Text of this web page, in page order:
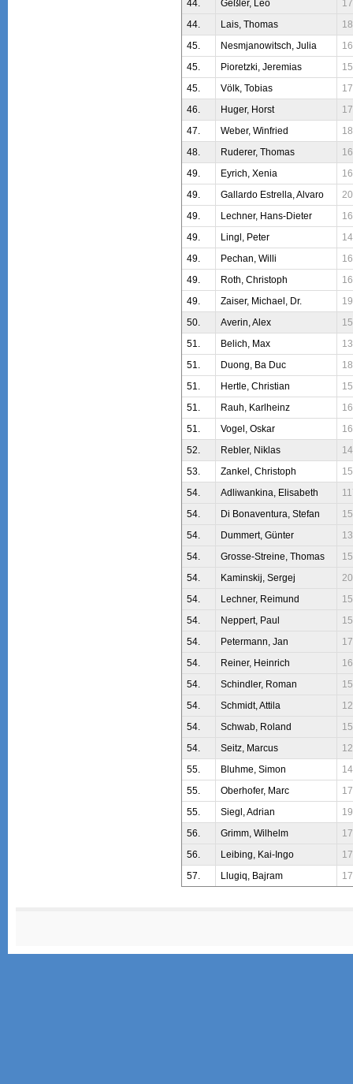
44. Geßler, Leo
44.
Lais, Thomas
45.
Nesmjanowitsch, Julia
45.
Pioretzki, Jeremias
45.
Völk, Tobias
46.
Huger, Horst
47.
Weber, Winfried
48.
Ruderer, Thomas
49.
Eyrich, Xenia
49.
Gallardo Estrella, Alvaro
49.
Lechner, Hans-Dieter
49.
Lingl, Peter
49.
Pechan, Willi
49.
Roth, Christoph
49.
Zaiser, Michael, Dr.
50.
Averin, Alex
51.
Belich, Max
51.
Duong, Ba Duc
51.
Hertle, Christian
51.
Rauh, Karlheinz
51.
Vogel, Oskar
52.
Rebler, Niklas
53.
Zankel, Christoph
54.
Adliwankina, Elisabeth
54.
Di Bonaventura, Stefan
54.
Dummert, Günter
54.
Grosse-Streine, Thomas
54.
Kaminskij, Sergej
54.
Lechner, Reimund
54.
Neppert, Paul
54.
Petermann, Jan
54.
Reiner, Heinrich
54.
Schindler, Roman
54.
Schmidt, Attila
54.
Schwab, Roland
54.
Seitz, Marcus
55.
Bluhme, Simon
55.
Oberhofer, Marc
55.
Siegl, Adrian
56.
Grimm, Wilhelm
56.
Leibing, Kai-Ingo
57.
Llugiq, Bajram